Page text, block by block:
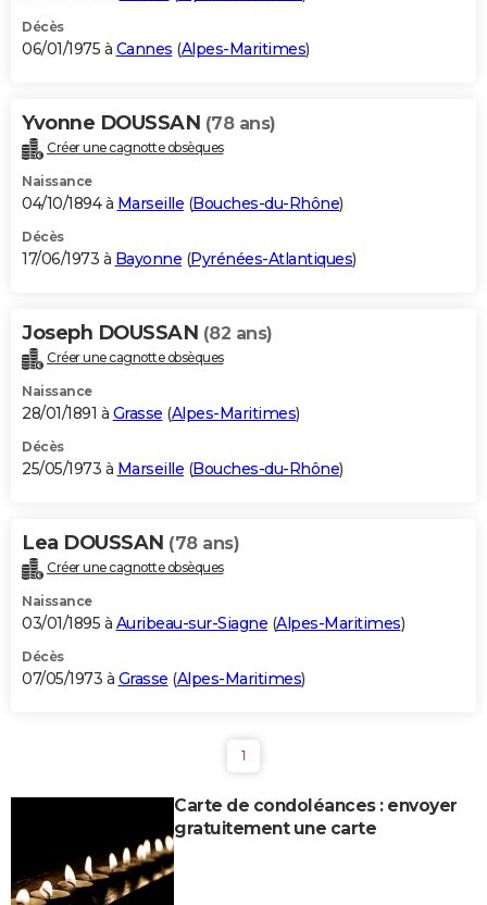
Décès
06/01/1975 à Cannes (Alpes-Maritimes)
Yvonne DOUSSAN (78 ans)
Créer une cagnotte obsèques
Naissance
04/10/1894 à Marseille (Bouches-du-Rhône)
Décès
17/06/1973 à Bayonne (Pyrénées-Atlantiques)
Joseph DOUSSAN (82 ans)
Créer une cagnotte obsèques
Naissance
28/01/1891 à Grasse (Alpes-Maritimes)
Décès
25/05/1973 à Marseille (Bouches-du-Rhône)
Lea DOUSSAN (78 ans)
Créer une cagnotte obsèques
Naissance
03/01/1895 à Auribeau-sur-Siagne (Alpes-Maritimes)
Décès
07/05/1973 à Grasse (Alpes-Maritimes)
1
Carte de condoléances : envoyer
gratuitement une carte